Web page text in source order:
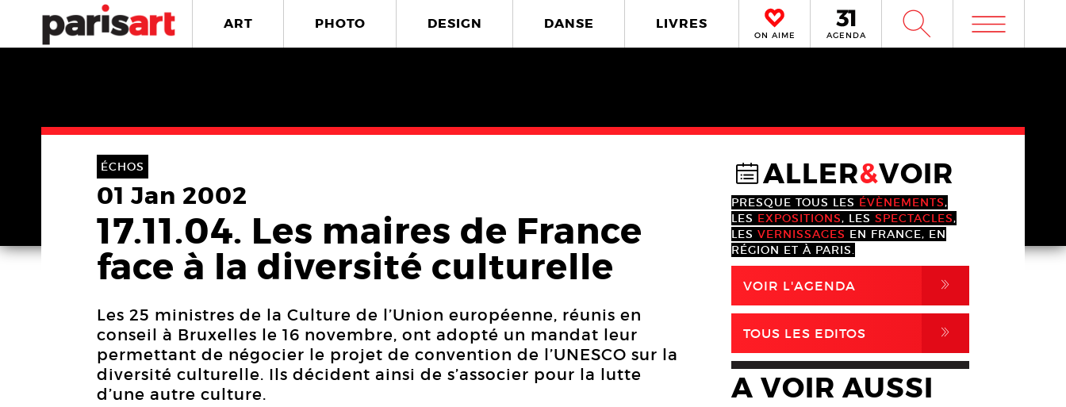
ART PHOTO DESIGN DANSE LIVRES
ON AIME AGENDA W m
ÉCHOS
01 Jan 2002
17.11.04. Les maires de France
face à la diversité culturelle
Les 25 ministres de la Culture de l’Union européenne, réunis en
conseil à Bruxelles le 16 novembre, ont adopté un mandat leur
permettant de négocier le projet de convention de l’UNESCO sur la
diversité culturelle. Ils décident ainsi de s’associer pour la lutte
d’une autre culture.
@ALLER&VOIR
PRESQUE TOUS LES ÉVÈNEMENTS,
LES EXPOSITIONS, LES SPECTACLES,
LES VERNISSAGES EN FRANCE, EN
RÉGION ET À PARIS.
VOIR L'AGENDA ,
TOUS LES EDITOS ,
A VOIR AUSSI